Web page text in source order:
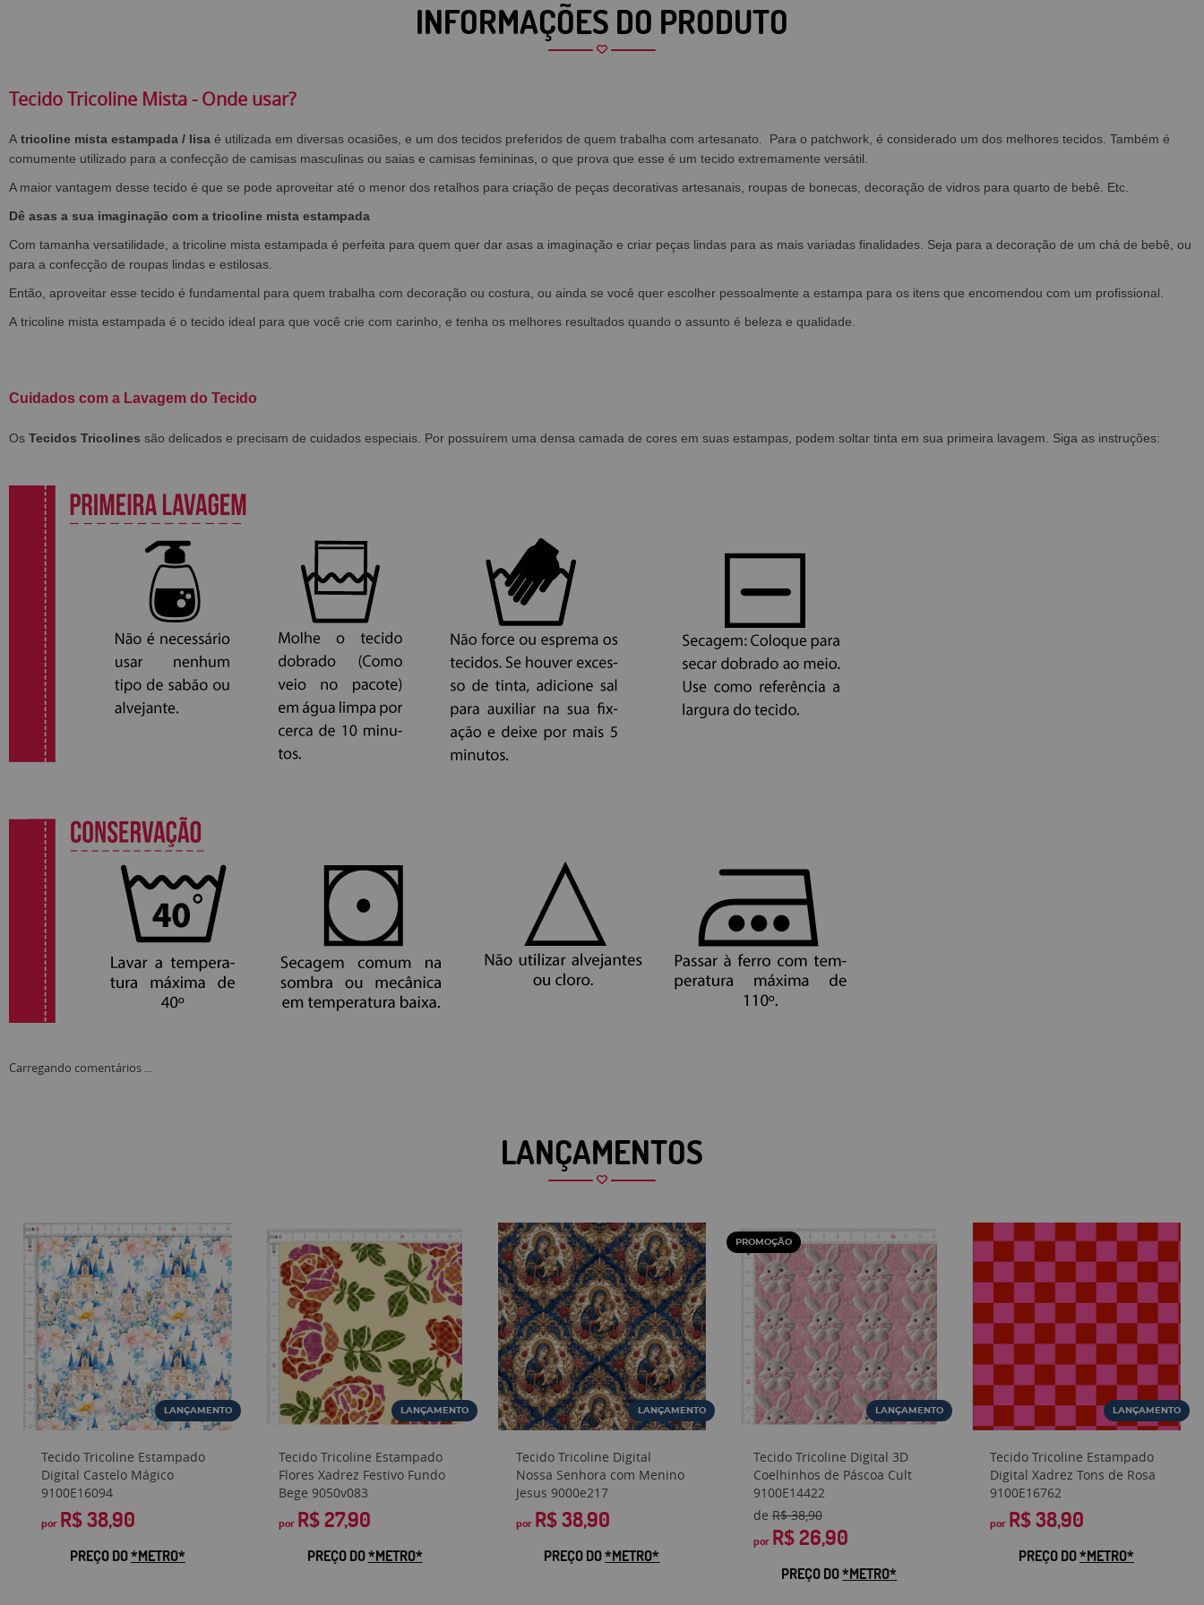
INFORMAÇÕES DO PRODUTO
Tecido Tricoline Mista - Onde usar?
A tricoline mista estampada / lisa é utilizada em diversas ocasiões, e um dos tecidos preferidos de quem trabalha com artesanato. Para o patchwork, é considerado um dos melhores tecidos. Também é
comumente utilizado para a confecção de camisas masculinas ou saias e camisas femininas, o que prova que esse é um tecido extremamente versátil.
A maior vantagem desse tecido é que se pode aproveitar até o menor dos retalhos para criação de peças decorativas artesanais, roupas de bonecas, decoração de vidros para quarto de bebê. Etc.
Dê asas a sua imaginação com a tricoline mista estampada
Com tamanha versatilidade, a tricoline mista estampada é perfeita para quem quer dar asas a imaginação e criar peças lindas para as mais variadas finalidades. Seja para a decoração de um chá de bebê, ou
para a confecção de roupas lindas e estilosas.
Então, aproveitar esse tecido é fundamental para quem trabalha com decoração ou costura, ou ainda se você quer escolher pessoalmente a estampa para os itens que encomendou com um profissional.
A tricoline mista estampada é o tecido ideal para que você crie com carinho, e tenha os melhores resultados quando o assunto é beleza e qualidade.
Cuidados com a Lavagem do Tecido
Os Tecidos Tricolines são delicados e precisam de cuidados especiais. Por possuírem uma densa camada de cores em suas estampas, podem soltar tinta em sua primeira lavagem. Siga as instruções:
Carregando comentários ...
LANÇAMENTOS
LANÇAMENTO
Tecido Tricoline Estampado
Digital Castelo Mágico
9100E16094
por R$ 38,90
PREÇO DO*METRO*
LANÇAMENTO
Tecido Tricoline Estampado
Flores Xadrez Festivo Fundo
Bege 9050v083
por R$ 27,90
PREÇO DO*METRO*
LANÇAMENTO
Tecido Tricoline Digital
Nossa Senhora com Menino
Jesus 9000e217
por R$ 38,90
PREÇO DO*METRO*
PROMOÇÃO
LANÇAMENTO
Tecido Tricoline Digital 3D
Coelhinhos de Páscoa Cult
9100E14422
de R$ 38,90
por R$ 26,90
PREÇO DO*METRO*
LANÇAMENTO
Tecido Tricoline Estampado
Digital Xadrez Tons de Rosa
9100E16762
por R$ 38,90
PREÇO DO*METRO*